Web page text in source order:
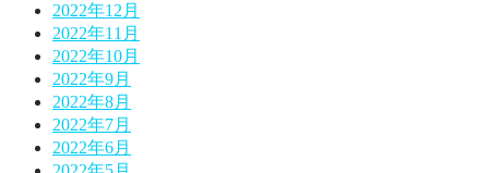
2022年12月
2022年11月
2022年10月
2022年9月
2022年8月
2022年7月
2022年6月